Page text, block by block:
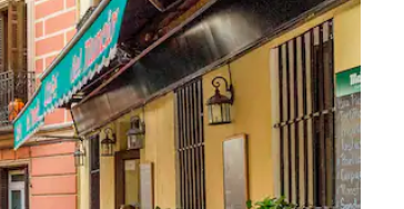
les parcourir ou en appuyant et en faisant glisser.